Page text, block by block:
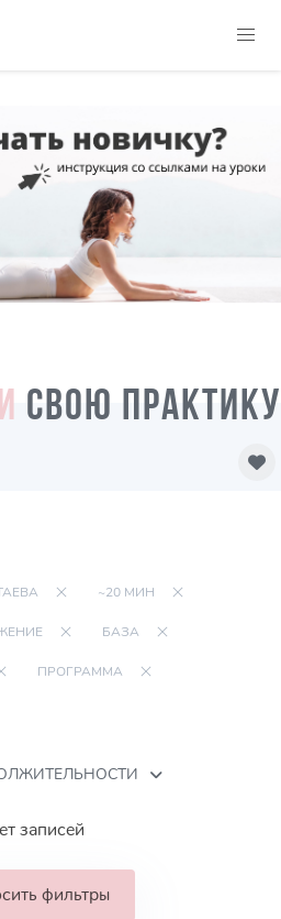
СВОЮ ПРАКТИКУ
~20 МИН
БАЗА
ПРОГРАММА
записей
фильтры